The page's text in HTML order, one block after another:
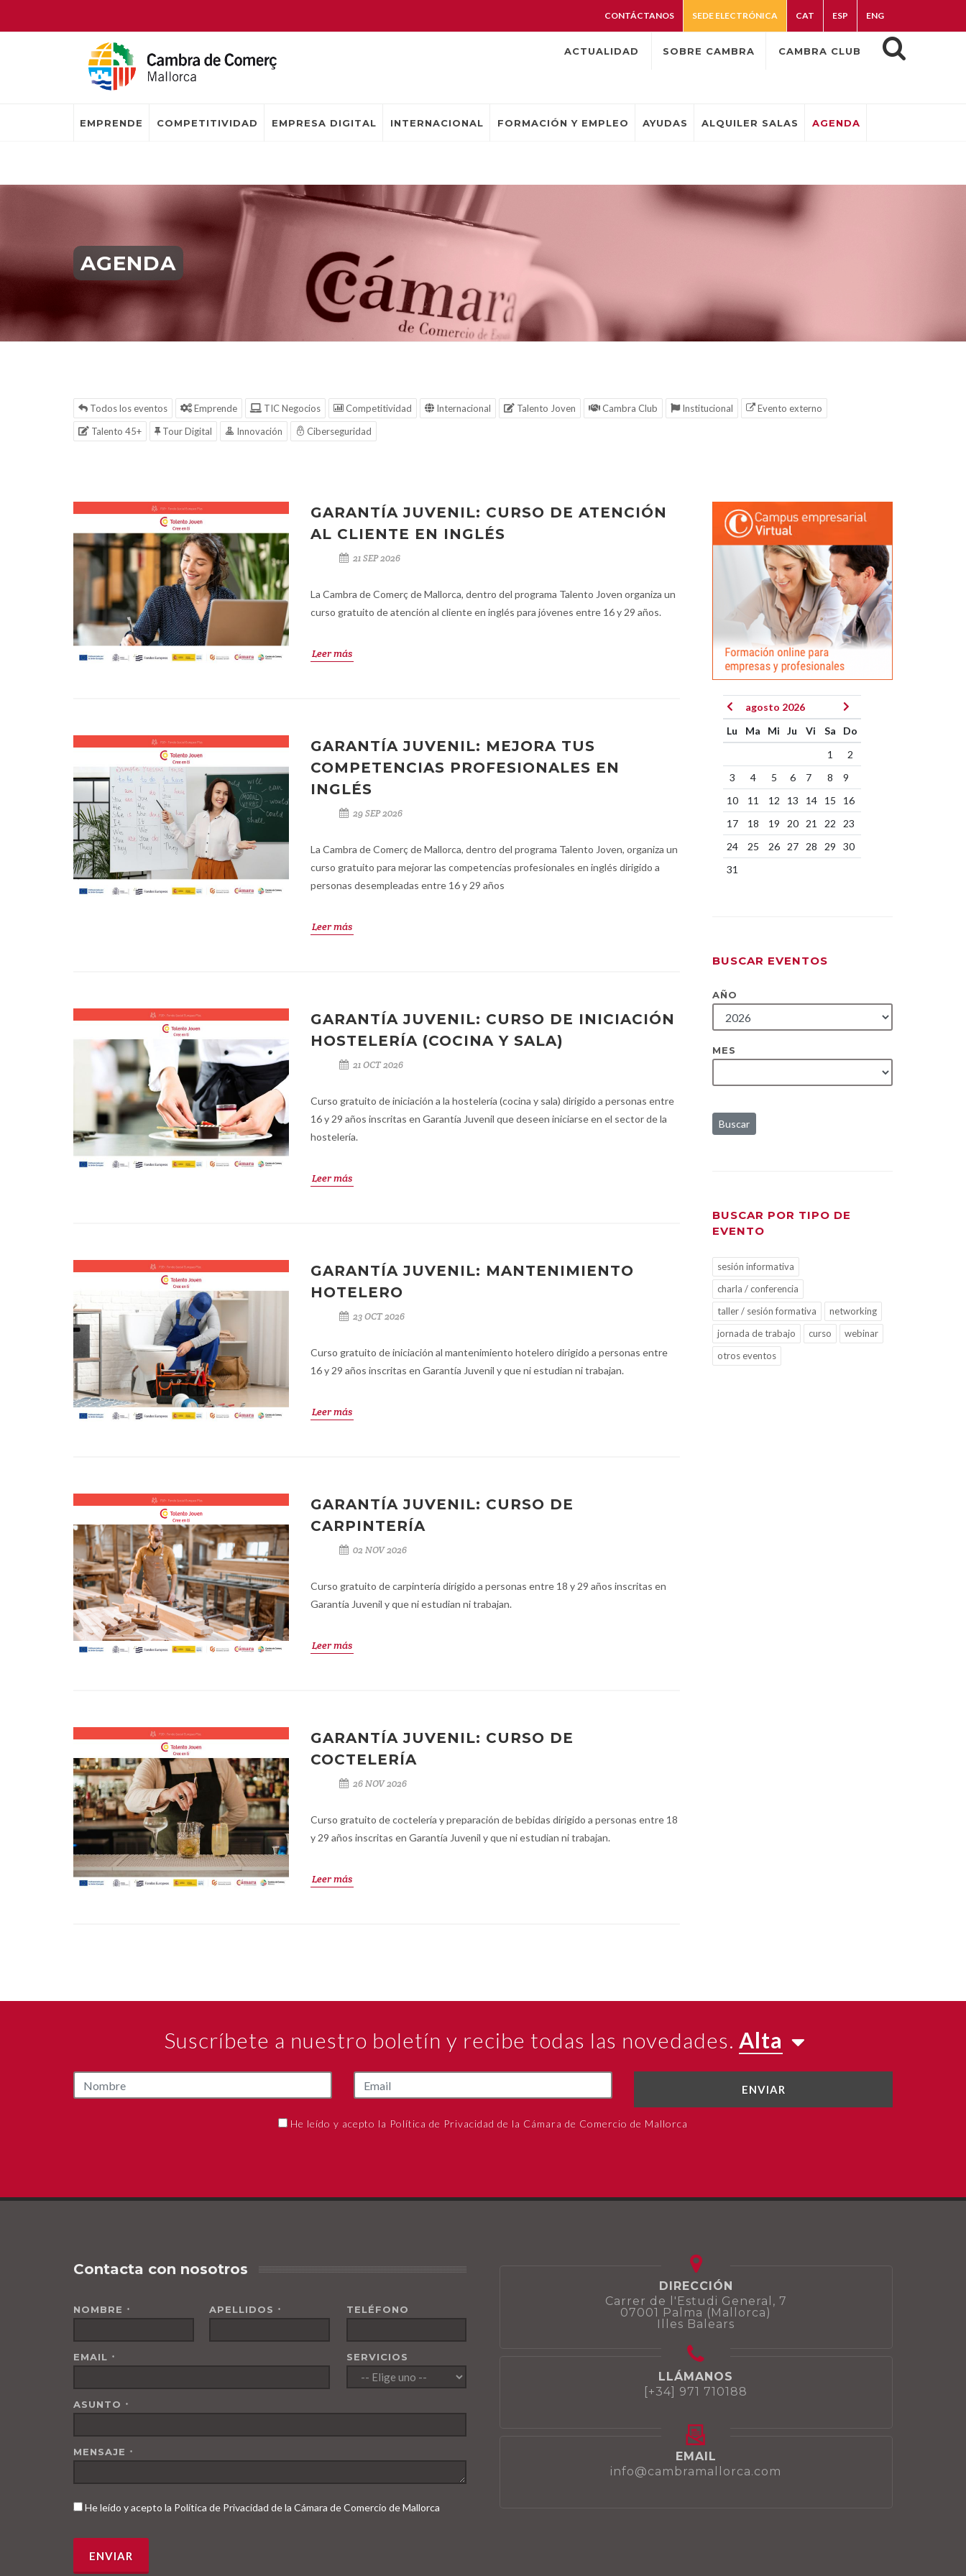
CONTÁCTANOS SEDE ELECTRÓNICA CAT ESP ENG
ACTUALIDAD SOBRE CAMBRA CAMBRA CLUB
EMPRENDE COMPETITIVIDAD EMPRESA DIGITAL INTERNACIONAL FORMACIÓN Y EMPLEO AYUDAS ALQUILER SALAS AGENDA
AGENDA
Todos los eventos Emprende TIC Negocios Competitividad Internacional Talento Joven Cambra Club Institucional
Evento externo
Talento 45+
Tour Digital Innovación Ciberseguridad
GARANTÍA JUVENIL: CURSO DE ATENCIÓN
AL CLIENTE EN INGLÉS
21 SEP 2026
La Cambra de Comerç de Mallorca, dentro del programa Talento Joven organiza un
curso gratuito de atención al cliente en inglés para jóvenes entre 16 y 29 años.
Leer más
GARANTÍA JUVENIL: MEJORA TUS
COMPETENCIAS PROFESIONALES EN
INGLÉS
29 SEP 2026
La Cambra de Comerç de Mallorca, dentro del programa Talento Joven, organiza un
curso gratuito para mejorar las competencias profesionales en inglés dirigido a
personas desempleadas entre 16 y 29 años
Leer más
GARANTÍA JUVENIL: CURSO DE INICIACIÓN
HOSTELERÍA (COCINA Y SALA)
21 OCT 2026
Curso gratuito de iniciación a la hostelería (cocina y sala) dirigido a personas entre
16 y 29 años inscritas en Garantía Juvenil que deseen iniciarse en el sector de la
hostelería.
Leer más
GARANTÍA JUVENIL: MANTENIMIENTO
HOTELERO
23 OCT 2026
Curso gratuito de iniciación al mantenimiento hotelero dirigido a personas entre
16 y 29 años inscritas en Garantía Juvenil y que ni estudian ni trabajan.
Leer más
GARANTÍA JUVENIL: CURSO DE
CARPINTERÍA
02 NOV 2026
Curso gratuito de carpintería dirigido a personas entre 18 y 29 años inscritas en
Garantía Juvenil y que ni estudian ni trabajan.
Leer más
GARANTÍA JUVENIL: CURSO DE
COCTELERÍA
26 NOV 2026
Curso gratuito de coctelería y preparación de bebidas dirigido a personas entre 18
y 29 años inscritas en Garantía Juvenil y que ni estudian ni trabajan.
Leer más
agosto 2026
Lu
Ma Mi Ju Vi Sa
Do
1
2
3
4 5 6 7 8
9
10
11 12 13 14 15
16
17
18 19 20 21 22
23
24
25 26 27 28 29
30
31
BUSCAR EVENTOS
AÑO
MES
Buscar
BUSCAR POR TIPO DE
EVENTO
sesión informativa
charla / conferencia
taller / sesión formativa
networking
jornada de trabajo
curso
webinar
otros eventos
Suscríbete a nuestro boletín y recibe todas las novedades. Alta
ENVIAR
He leído y acepto la Política de Privacidad de la Cámara de Comercio de Mallorca
Contacta con nosotros
NOMBRE * APELLIDOS * TELÉFONO
EMAIL * SERVICIOS
ASUNTO *
MENSAJE *
He leído y acepto la Política de Privacidad de la Cámara de Comercio de Mallorca
DIRECCIÓN
Carrer de l'Estudi General, 7
07001 Palma (Mallorca)
Illes Balears
LLÁMANOS
[+34] 971 710188
EMAIL
info@cambramallorca.com